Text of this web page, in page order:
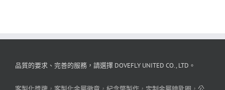
品質的要求、完善的服務，請選擇 DOVEFLY UNITED CO., LTD。